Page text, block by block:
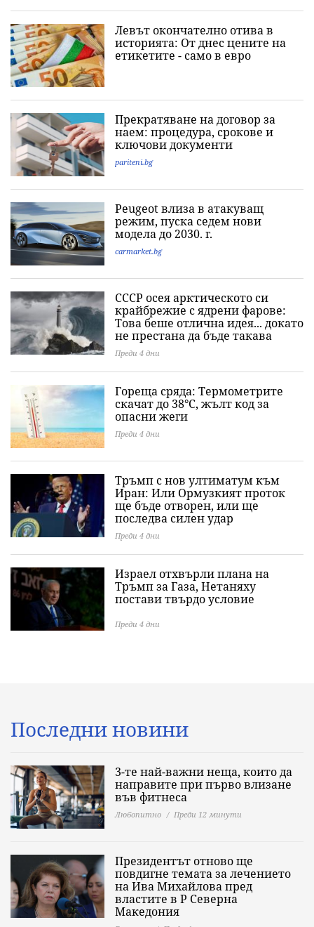
Левът окончателно отива в
историята: Oт днес цените на
етикетите - само в евро
Прекратяване на договор за
наем: процедура, срокове и
ключови документи
pariteni.bg
Peugeot влиза в атакуващ
режим, пуска седем нови
модела до 2030. г.
carmarket.bg
СССР осея арктическото си
крайбрежие с ядрени фарове:
Това беше отлична идея... докато
не престана да бъде такава
Преди 4 дни
Гореща сряда: Термометрите
скачат до 38°C, жълт код за
опасни жеги
Преди 4 дни
Тръмп с нов ултиматум към
Иран: Или Ормузкият проток
ще бъде отворен, или ще
последва силен удар
Преди 4 дни
Израел отхвърли плана на
Тръмп за Газа, Нетаняху
постави твърдо условие
Преди 4 дни
Последни новини
3-те най-важни неща, които да
направите при първо влизане
във фитнеса
Любопитно Преди 12 минути
Президентът отново ще
повдигне темата за лечението
на Ива Михайлова пред
властите в Р Северна
Македония